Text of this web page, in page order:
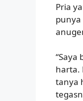
Pria
harta.
tanya